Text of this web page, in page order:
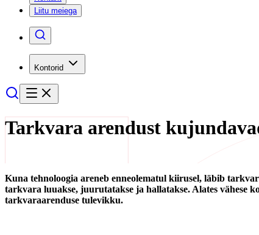
Liitu meiega
Kontorid
Tarkvara arendust
Kuna tehnoloogia areneb enneolematul kiirusel, läbib
tarkvara luuakse, juurutatakse ja hallatakse. Alates vähese
tarkvaraarenduse tulevikku.